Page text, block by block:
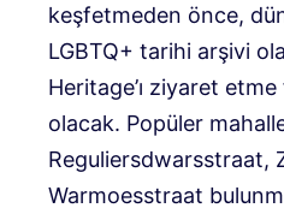
keşfetmeden önce,
LGBTQ+ tarihi arşivi
Heritage’ı ziyaret etme
olacak. Popüler
Reguliersdwarsstraat,
Warmoesstraat